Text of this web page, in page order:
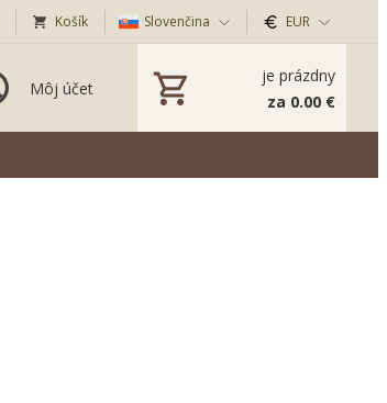
Košík Slovenčina EUR
Môj účet
je prázdny
za 0.00 €